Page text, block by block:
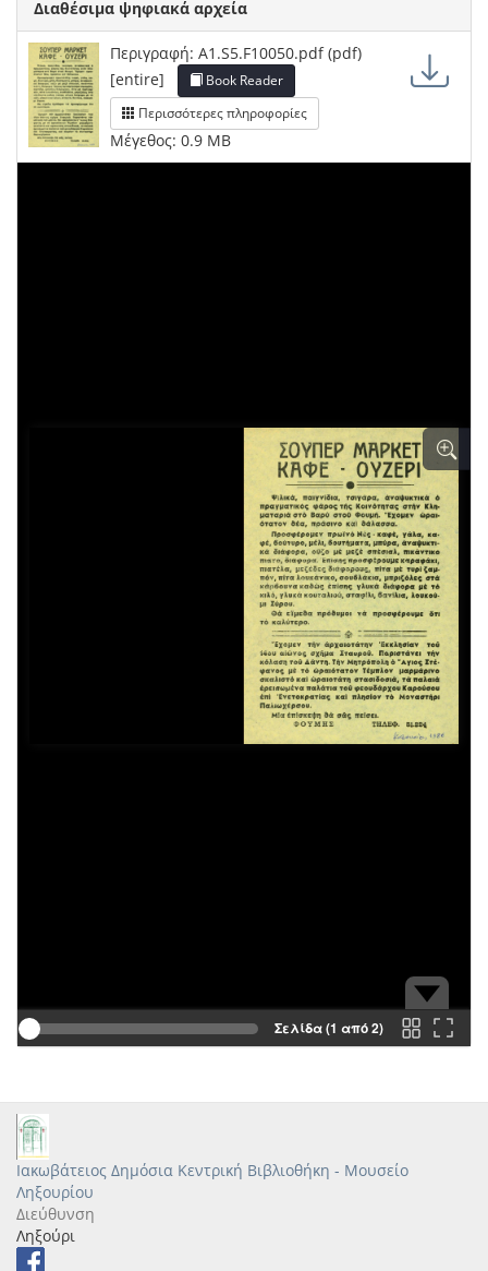
Διαθέσιμα ψηφιακά αρχεία
Περιγραφή: A1.S5.F10050.pdf (pdf)
[entire]
Book Reader
Περισσότερες πληροφορίες
Μέγεθος: 0.9 MB
Σελίδα (1 από 2)
Ιακωβάτειος Δημόσια Κεντρική Βιβλιοθήκη - Μουσείο
Ληξουρίου
Διεύθυνση
Ληξούρι